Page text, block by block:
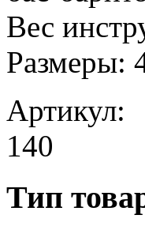
Вес
Размеры:
Артикул:
140
Тип